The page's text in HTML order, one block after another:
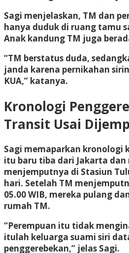
Sagi menjelaskan, TM dan
hanya duduk di ruang tamu
Anak kandung TM juga
“TM berstatus duda,
janda karena pernikahan
KUA,” katanya.
Kronologi
Transit Usai
Sagi memaparkan kronologi
itu baru tiba dari Jakarta dan
menjemputnya di Stasiun
hari. Setelah TM
05.00 WIB, mereka pulang
rumah TM.
“Perempuan itu tidak
itulah keluarga suami siri
penggerebekan,” jelas Sagi.